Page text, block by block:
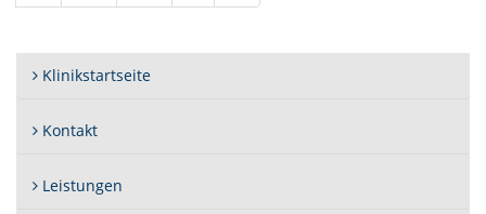
Klinikstartseite
Kontakt
Leistungen